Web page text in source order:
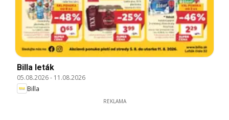
Billa leták
05.08.2026- 11.08.2026
Billa
REKLAMA